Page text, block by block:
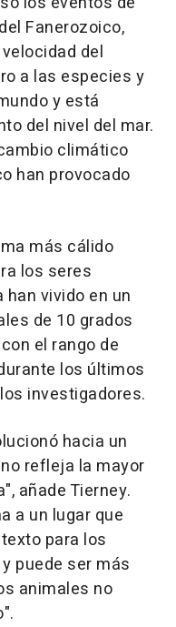
Fanerozoico,
del
a las especies y
y está
del nivel del mar.
climático
han provocado
más cálido
los seres
vivido en un
de 10 grados
el rango de
los últimos
investigadores.
hacia un
refleja la mayor
añade Tierney.
a un lugar que
para los
puede ser más
animales no